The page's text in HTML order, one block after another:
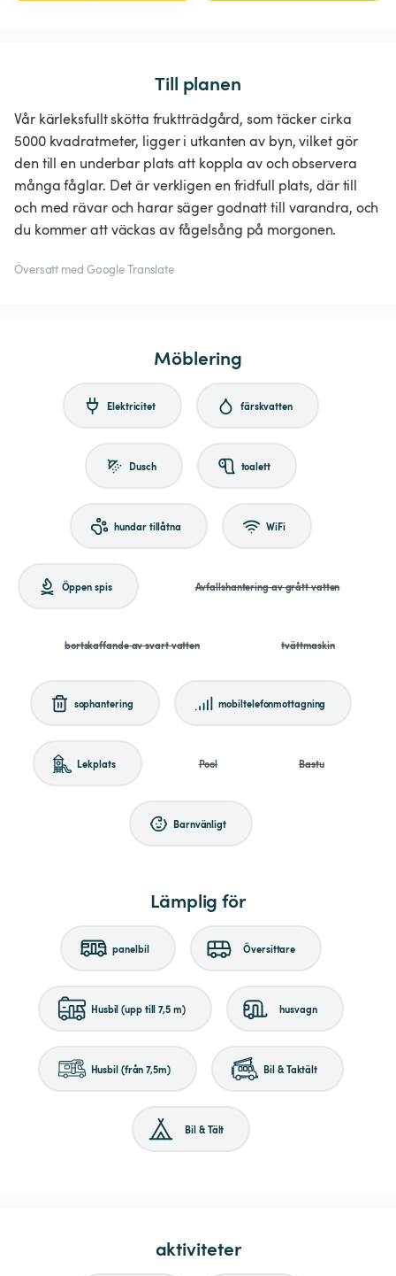
Till planen
Vår kärleksfullt skötta fruktträdgård, som täcker cirka
5000 kvadratmeter, ligger i utkanten av byn, vilket gör
den till en underbar plats att koppla av och observera
många fåglar. Det är verkligen en fridfull plats, där till
och med rävar och harar säger godnatt till varandra, och
du kommer att väckas av fågelsång på morgonen.
Översatt med Google Translate
Möblering
Elektricitet färskvatten
Dusch toalett
hundar tillåtna WiFi
Öppen spis Avfallshantering av grått vatten
bortskaffande av svart vatten tvättmaskin
sophantering mobiltelefonmottagning
Lekplats Pool Bastu
Barnvänligt
Lämplig för
panelbil Översittare
Husbil (upp till 7,5 m) husvagn
Husbil (från 7,5m) Bil & Taktält
Bil & Tält
aktiviteter